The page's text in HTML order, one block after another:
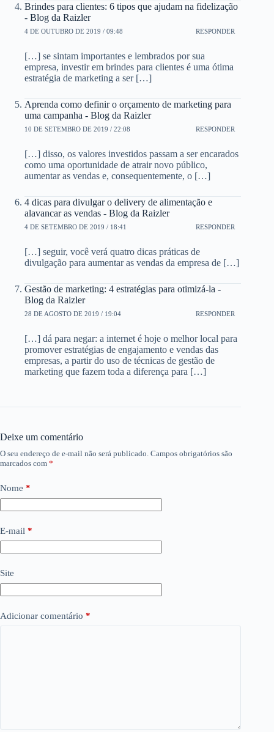
Brindes para clientes: 6 tipos que ajudam na fidelização
- Blog da Raizler
4 DE OUTUBRO DE 2019 / 09:48 RESPONDER
[…] se sintam importantes e lembrados por sua
empresa, investir em brindes para clientes é uma ótima
estratégia de marketing a ser […]
Aprenda como definir o orçamento de marketing para
uma campanha - Blog da Raizler
10 DE SETEMBRO DE 2019 / 22:08 RESPONDER
[…] disso, os valores investidos passam a ser encarados
como uma oportunidade de atrair novo público,
aumentar as vendas e, consequentemente, o […]
4 dicas para divulgar o delivery de alimentação e
alavancar as vendas - Blog da Raizler
4 DE SETEMBRO DE 2019 / 18:41 RESPONDER
[…] seguir, você verá quatro dicas práticas de
divulgação para aumentar as vendas da empresa de […]
Gestão de marketing: 4 estratégias para otimizá-la -
Blog da Raizler
28 DE AGOSTO DE 2019 / 19:04 RESPONDER
[…] dá para negar: a internet é hoje o melhor local para
promover estratégias de engajamento e vendas das
empresas, a partir do uso de técnicas de gestão de
marketing que fazem toda a diferença para […]
Deixe um comentário
O seu endereço de e-mail não será publicado. Campos obrigatórios são
marcados com *
Nome *
E-mail *
Site
Adicionar comentário *